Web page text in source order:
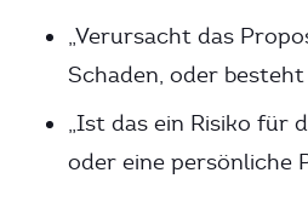
„Verursacht das
Schaden, oder besteht
„Ist das ein Risiko für
oder eine persönliche